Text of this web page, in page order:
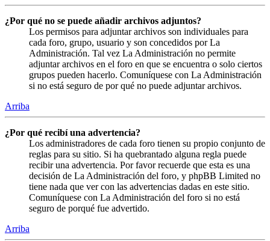
¿Por qué no se puede añadir archivos adjuntos?
Los permisos para adjuntar archivos son individuales para
cada foro, grupo, usuario y son concedidos por La
Administración. Tal vez La Administración no permite
adjuntar archivos en el foro en que se encuentra o solo ciertos
grupos pueden hacerlo. Comuníquese con La Administración
si no está seguro de por qué no puede adjuntar archivos.
Arriba
¿Por qué recibí una advertencia?
Los administradores de cada foro tienen su propio conjunto de
reglas para su sitio. Si ha quebrantado alguna regla puede
recibir una advertencia. Por favor recuerde que esta es una
decisión de La Administración del foro, y phpBB Limited no
tiene nada que ver con las advertencias dadas en este sitio.
Comuníquese con La Administración del foro si no está
seguro de porqué fue advertido.
Arriba